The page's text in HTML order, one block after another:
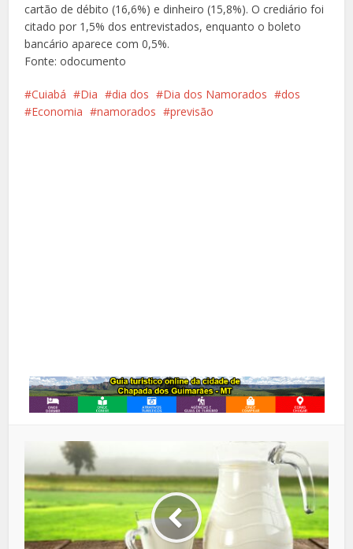
cartão de débito (16,6%) e dinheiro (15,8%). O crediário foi
citado por 1,5% dos entrevistados, enquanto o boleto
bancário aparece com 0,5%.
Fonte: odocumento
Cuiabá Dia dia dos Dia dos Namorados
dos
Economia
namorados previsão